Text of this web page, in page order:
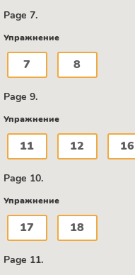
Page 7.
Упражнение
7 8
Page 9.
Упражнение
11 12 16
Page 10.
Упражнение
17 18
Page 11.